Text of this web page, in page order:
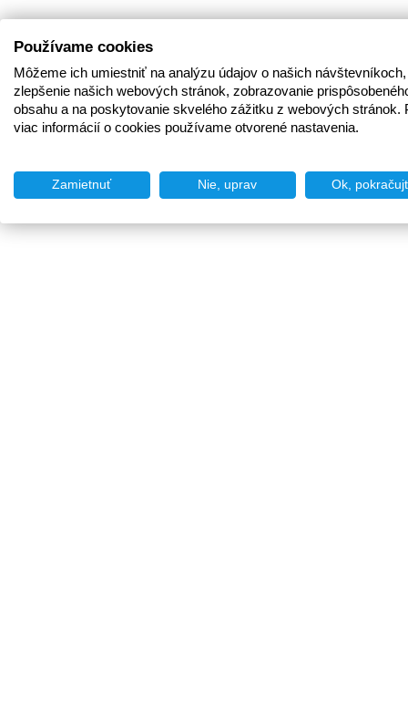
Používame cookies
Môžeme ich umiestniť na analýzu údajov o našich
zlepšenie našich webových stránok, zobrazovanie
obsahu a na poskytovanie skvelého zážitku z webových stránok.
viac informácií o cookies používame otvorené nastavenia.
Zamietnuť Nie, uprav Ok,